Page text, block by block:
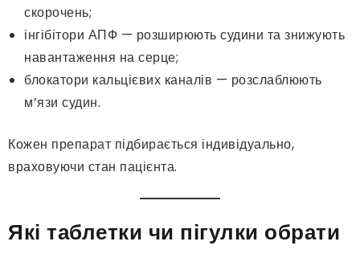
скорочень;
інгібітори АПФ — розширюють судини та знижують
навантаження на серце;
блокатори кальцієвих каналів — розслаблюють
м’язи судин.
Кожен препарат підбирається індивідуально,
враховуючи стан пацієнта.
Які таблетки чи пігулки обрати